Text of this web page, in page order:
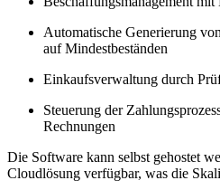
Automatische Generierung
auf Mindestbeständen
Einkaufsverwaltung durch
Steuerung der
Rechnungen
Die Software kann selbst gehostet
Cloudlösung verfügbar, was die